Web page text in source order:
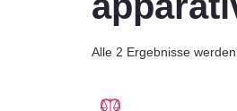
Alle 2 Ergebnisse